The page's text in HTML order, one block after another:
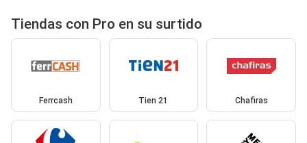
Tiendas con Pro en su surtido
Ferrcash Tien 21 Chafiras